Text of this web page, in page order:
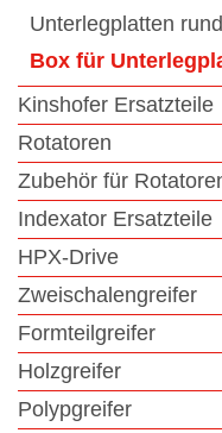
Unterlegplatten rund
Box für
Kinshofer Ersatzteile
Rotatoren
Zubehör für
Indexator Ersatzteile
HPX-Drive
Zweischalengreifer
Formteilgreifer
Holzgreifer
Polypgreifer